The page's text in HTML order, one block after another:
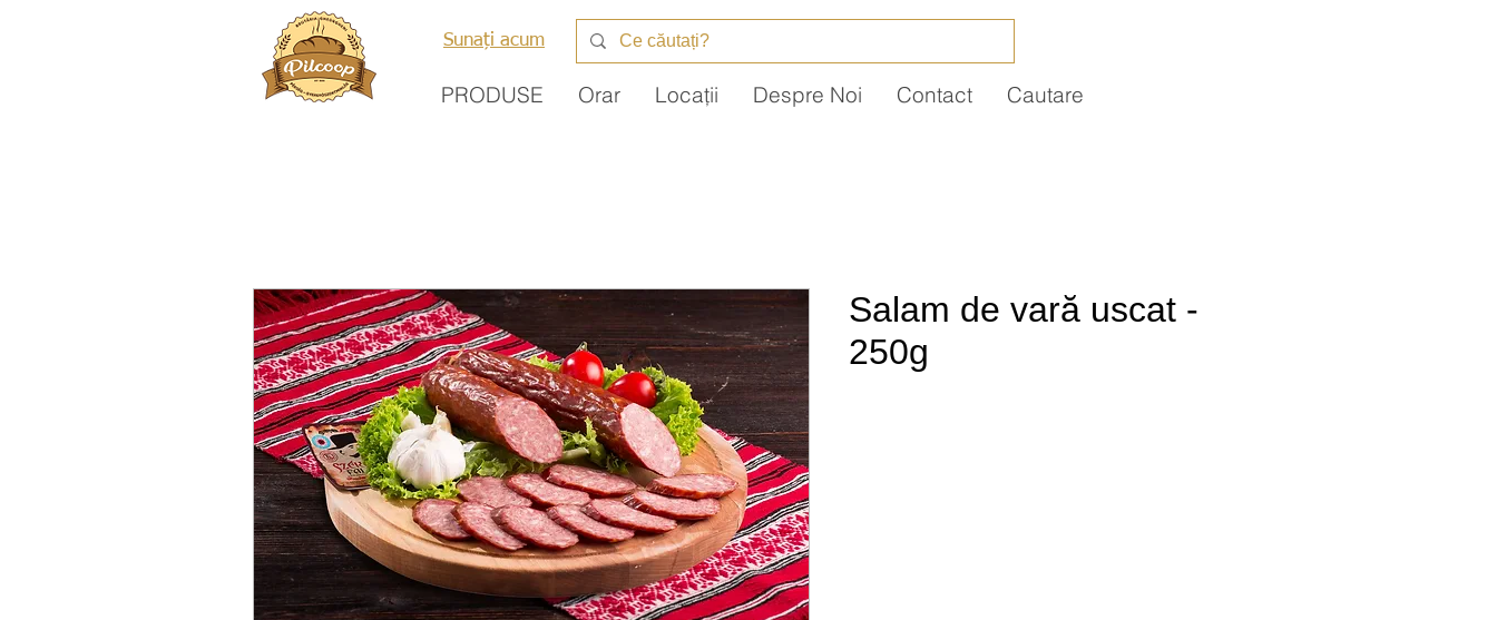
Sunați acum
PRODUSE Orar Locații Despre Noi Contact Cautare
Salam de vară uscat -
250g